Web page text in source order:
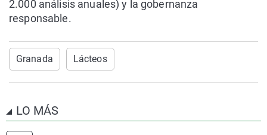
2.000 análisis anuales) y la gobernanza
responsable.
Granada Lácteos
LO MÁS